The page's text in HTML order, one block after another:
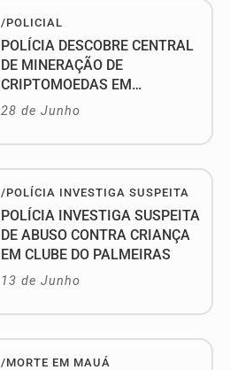
/POLICIAL
POLÍCIA DESCOBRE CENTRAL
DE MINERAÇÃO DE
CRIPTOMOEDAS EM
COMUNIDADE DE SÃO PAULO
28 de Junho
/POLÍCIA INVESTIGA SUSPEITA
POLÍCIA INVESTIGA SUSPEITA
DE ABUSO CONTRA CRIANÇA
EM CLUBE DO PALMEIRAS
13 de Junho
/MORTE EM MAUÁ